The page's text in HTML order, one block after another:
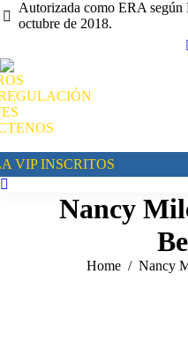
Autorizada como ERA
octubre de 2018.
VIP INSCRITOS
Nancy
You are here:
Home Nancy